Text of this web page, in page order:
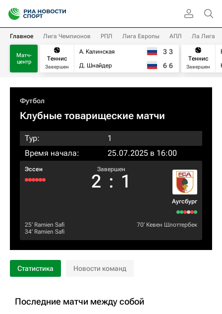
Главное Лига Чемпионов РПЛ Лига Европы АПЛ Ла Лига
Матч-
центр
Теннис
Завершен
А. Калинская
Д. Шнайдер
3 3
6 6
Теннис
Завершен
Футбол
Клубные товарищеские матчи
Тур:
1
Время начала:
25.07.2025 в 16:00
Эссен Завершен
2 : 1
Аугсбург
25‎’‎ Ramien Safi
34‎’‎ Ramien Safi
70‎’‎ Кевен Шлоттербек
Статистика Новости команд
Последние матчи между собой